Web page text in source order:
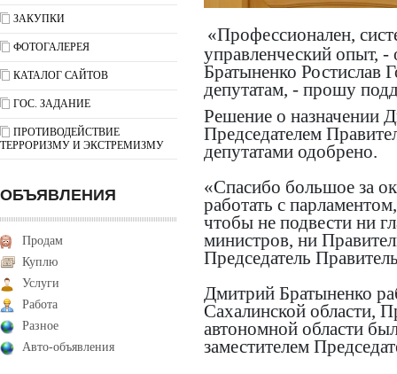
ЗАКУПКИ
ФОТОГАЛЕРЕЯ
КАТАЛОГ САЙТОВ
ГОС. ЗАДАНИЕ
ПРОТИВОДЕЙСТВИЕ
ТЕРРОРИЗМУ И ЭКСТРЕМИЗМУ
ОБЪЯВЛЕНИЯ
Продам
Куплю
Услуги
Работа
Разное
Авто-объявления
«Профессионален,
управленческий опыт,
Братыненко Ростислав
депутатам, - прошу
Решение о назначении
Председателем
депутатами одобрено.
«Спасибо большое за
работать с
чтобы не подвести ни
министров, ни
Председатель
Дмитрий Братыненко
Сахалинской области,
автономной области
заместителем